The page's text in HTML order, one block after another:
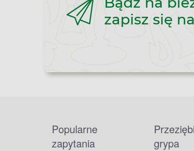
zapisz się
Popularne
zapytania
grypa